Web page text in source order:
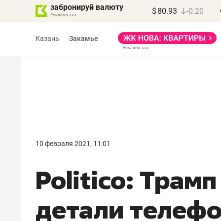
забронируй валюту $ 80.93 -0.20
Казань Закамье
10 февраля 2021, 11:01
Politico:
детали